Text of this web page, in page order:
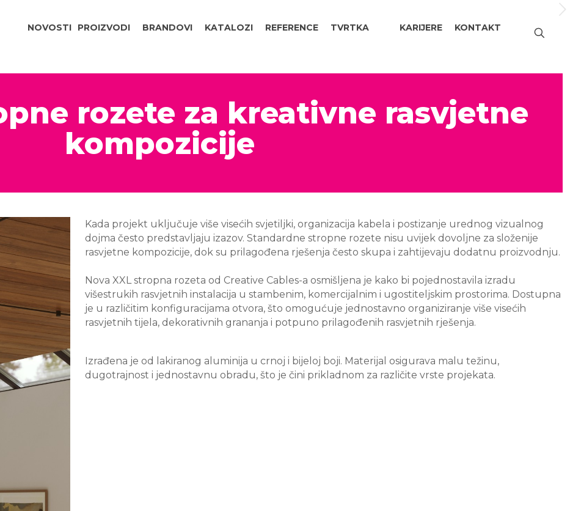
NOVOSTI PROIZVODI BRANDOVI KATALOZI REFERENCE TVRTKA KARIJERE KONTAKT
rozete za kreativne rasvjetne
kompozicije
Kada projekt uključuje više visećih svjetiljki, organizacija kabela i postizanje urednog vizualnog
dojma često predstavljaju izazov. Standardne stropne rozete nisu uvijek dovoljne za složenije
rasvjetne kompozicije, dok su prilagođena rješenja često skupa i zahtijevaju dodatnu proizvodnju.
Nova XXL stropna rozeta od Creative Cables-a osmišljena je kako bi pojednostavila izradu
višestrukih rasvjetnih instalacija u stambenim, komercijalnim i ugostiteljskim prostorima. Dostupna
je u različitim konfiguracijama otvora, što omogućuje jednostavno organiziranje više visećih
rasvjetnih tijela, dekorativnih grananja i potpuno prilagođenih rasvjetnih rješenja.
Izrađena je od lakiranog aluminija u crnoj i bijeloj boji. Materijal osigurava malu težinu,
dugotrajnost i jednostavnu obradu, što je čini prikladnom za različite vrste projekata.